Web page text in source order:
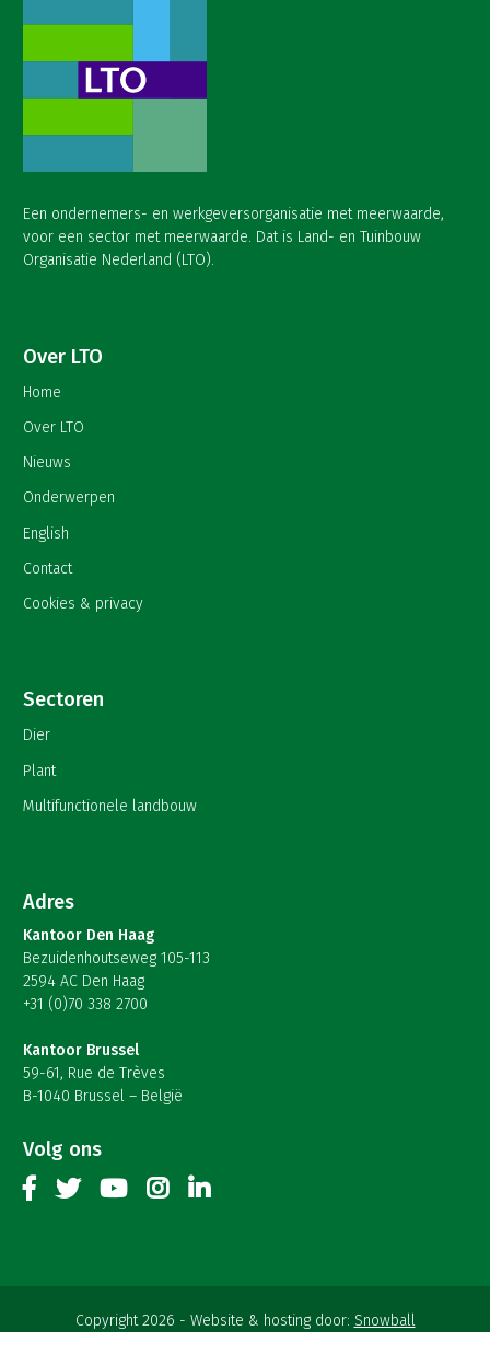
Een ondernemers- en werkgeversorganisatie met meerwaarde,
voor een sector met meerwaarde. Dat is Land- en Tuinbouw
Organisatie Nederland (LTO).
Over LTO
Home
Over LTO
Nieuws
Onderwerpen
English
Contact
Cookies & privacy
Sectoren
Dier
Plant
Multifunctionele landbouw
Adres
Kantoor Den Haag
Bezuidenhoutseweg 105-113
2594 AC Den Haag
+31 (0)70 338 2700
Kantoor Brussel
59-61, Rue de Trèves
B-1040 Brussel – België
Volg ons
Copyright 2026 Website & hosting door: Snowball